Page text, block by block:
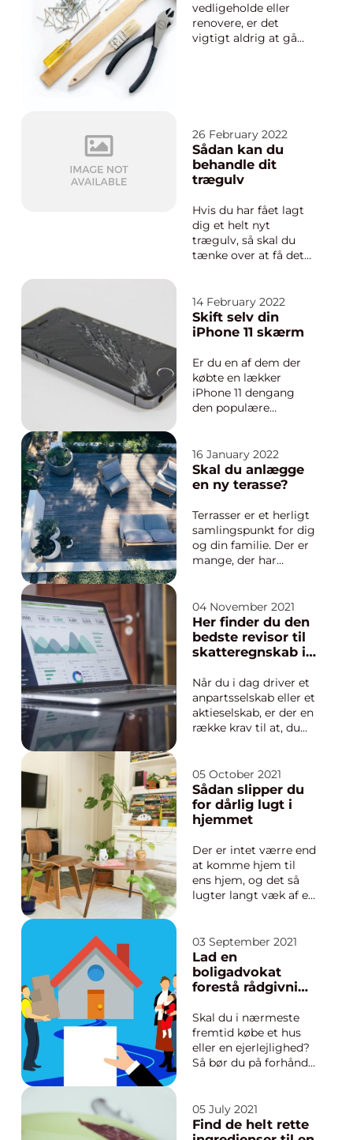
vedligeholde eller
renovere, er det
vigtigt aldrig at gå
til. Som håndværker
eller privatperson bør
du derfor se på, hvad
du skal bruge af ud...
26 February 2022
Sådan kan du
behandle dit
trægulv
Hvis du har fået lagt
dig et helt nyt
trægulv, så skal du
tænke over at få det
så beskytter du det
mod slid og snavs.
Der findes forskellige
14 February 2022
Skift selv din
iPhone 11 skærm
Er du en af dem der
købte en lækker
iPhone 11 dengang
den populære
sikkert stadig glad for
den. Og det med god
grund. IPhone 11
alt hvad er er top of
the line inde...
16 January 2022
Skal du anlægge
en ny terasse?
Terrasser er et herligt
samlingspunkt for dig
og din familie. Der er
mange, der har
udsigten, som de har
eller bare sætte pris
på det gode vejr. Hvis
du gerne vil bygge
så er der nogle...
04 November 2021
Her finder du den
bedste revisor til
skatteregnskab i
Når du i dag driver et
anpartsselskab eller et
aktieselskab, er der en
række krav til at, du
skal du hvert år lave
et skatteregnskab og
årsregnskab for
virksomheden, som
for alle. Her er det vi...
05 October 2021
Sådan slipper du
for dårlig lugt i
hjemmet
Der er intet værre end
at komme hjem til
ens hjem, og det så
lugter langt væk af et
på. Men denne følelse
kan man være
foruden, hvis man gør
noget forarbejde, og
muligheden for lugt i
hjemmet. Læs...
03 September 2021
Lad en
boligadvokat
forestå rådgivning
køb af bolig
Skal du i nærmeste
fremtid købe et hus
eller en ejerlejlighed?
Så bør du på forhånd
hermed. Og her bør
du vælge en dygtig,
05 July 2021
Find de helt rette